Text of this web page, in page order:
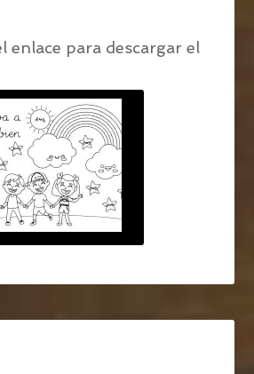
enlace para descargar el